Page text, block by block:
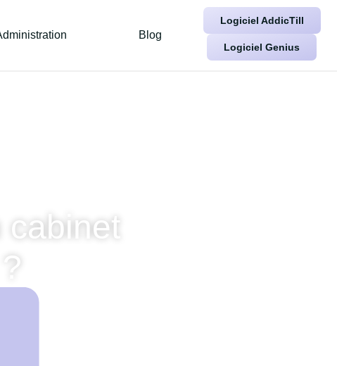
Blog
Logiciel AddicTill
Logiciel Genius
cabinet